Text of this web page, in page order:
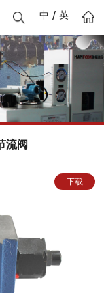
中 / 英
流阀
下载